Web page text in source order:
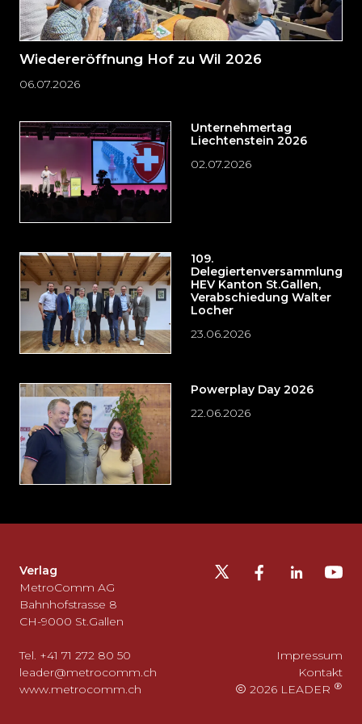
Wiedereröffnung Hof zu Wil 2026
06.07.2026
Unternehmertag
Liechtenstein 2026
02.07.2026
109.
Delegiertenversammlung
HEV Kanton St.Gallen,
Verabschiedung Walter
Locher
23.06.2026
Powerplay Day 2026
22.06.2026
auslassen
und
zurück
zum
gehen?
Verlag
MetroComm AG
Bahnhofstrasse 8
CH-9000 St.Gallen
Tel. +41 71 272 80 50
leader@metrocomm.ch
www.metrocomm.ch
Impressum
Kontakt
2026 LEADER